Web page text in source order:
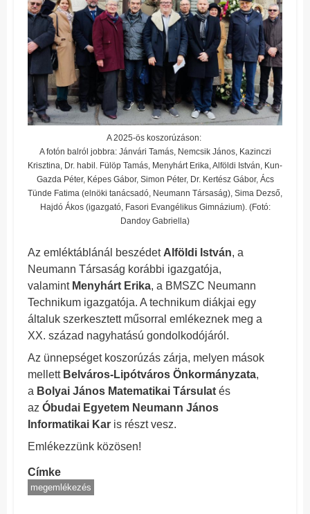
A 2025-ös koszorúzáson:
A fotón balról jobbra: Jánvári Tamás, Nemcsik János, Kazinczi
Krisztina, Dr. habil. Fülöp Tamás, Menyhárt Erika, Alföldi István, Kun-
Gazda Péter, Képes Gábor, Simon Péter, Dr. Kertész Gábor, Ács
Tünde Fatima (elnöki tanácsadó, Neumann Társaság), Sima Dezső,
Hajdó Ákos (igazgató, Fasori Evangélikus Gimnázium). (Fotó:
Dandoy Gabriella)
Az emléktáblánál beszédet Alföldi István, a
Neumann Társaság korábbi igazgatója,
valamint Menyhárt Erika, a BMSZC Neumann
Technikum igazgatója. A technikum diákjai egy
általuk szerkesztett műsorral emlékeznek meg a
XX. század nagyhatású gondolkodójáról.
Az ünnepséget koszorúzás zárja, melyen mások
mellett Belváros-Lipótváros Önkormányzata,
a Bolyai János Matematikai Társulat és
az Óbudai Egyetem Neumann János
Informatikai Kar is részt vesz.
Emlékezzünk közösen!
Címke
megemlékezés